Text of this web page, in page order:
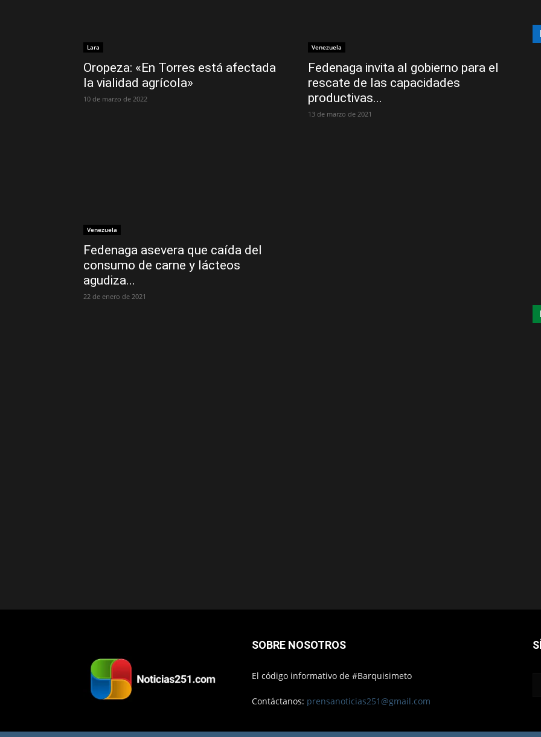
Lara
Oropeza: «En Torres está afectada
la vialidad agrícola»
10 de marzo de 2022
Venezuela
Fedenaga invita al gobierno para el
rescate de las capacidades
productivas...
13 de marzo de 2021
Venezuela
Fedenaga asevera que caída del
consumo de carne y lácteos
agudiza...
22 de enero de 2021
SOBRE NOSOTROS
El código informativo de #Barquisimeto
Contáctanos: prensanoticias251@gmail.com